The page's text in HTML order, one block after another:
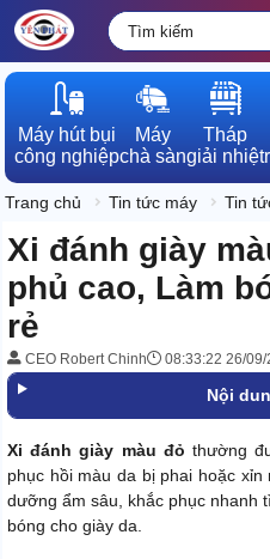
Máy hút bụi
công nghiệp
Máy
chà sàn
Tháp
giải nhiệt
Trang chủ Tin tức máy Tin
Xi đánh giày
phủ cao, Làm
rẻ
CEO Robert Chinh 08:33:22 26/09/
Nội
Xi đánh giày màu đỏthường
phục hồi màu da bị phai hoặc
dưỡng ẩm sâu, khắc phục nhanh
bóng cho giày da.